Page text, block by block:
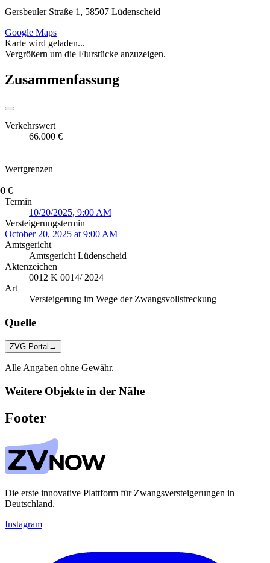
Gersbeuler Straße 1, 58507 Lüdenscheid
Google Maps
Karte wird geladen...
Vergrößern um die Flurstücke anzuzeigen.
Zusammenfassung
Verkehrswert
66.000 €
Wertgrenzen
€
Termin
10/20/2025, 9:00 AM
Versteigerungstermin
October 20, 2025 at 9:00 AM
Amtsgericht
Amtsgericht Lüdenscheid
Aktenzeichen
0012 K 0014/ 2024
Art
Versteigerung im Wege der Zwangsvollstreckung
Quelle
ZVG-Portal →
Alle Angaben ohne Gewähr.
Weitere Objekte in der Nähe
Footer
Die erste innovative Plattform für Zwangsversteigerungen in
Deutschland.
Instagram